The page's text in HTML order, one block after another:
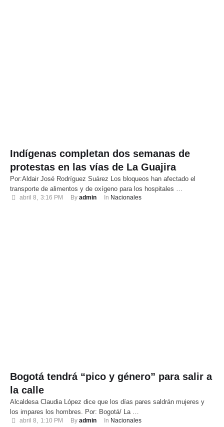
Indígenas completan dos semanas de
protestas en las vías de La Guajira
Por:Aldair José Rodríguez Suárez Los bloqueos han afectado el
transporte de alimentos y de oxígeno para los hospitales …
abril 8, 3:16 PM By admin In Nacionales
Bogotá tendrá “pico y género” para salir a
la calle
Alcaldesa Claudia López dice que los días pares saldrán mujeres y
los impares los hombres. Por: Bogotá/ La …
abril 8, 1:10 PM By admin In Nacionales